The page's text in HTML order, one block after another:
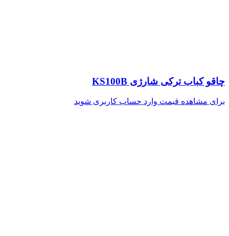
چاقو کباب ترکی شارژی KS100B
برای مشاهده قیمت وارد حساب کاربری شوید